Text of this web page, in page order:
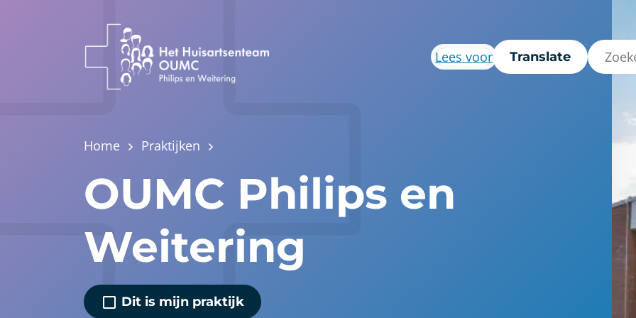
Lees voor Translate
Home Praktijken
OUMC Philips en
Weitering
Dit is mijn praktijk